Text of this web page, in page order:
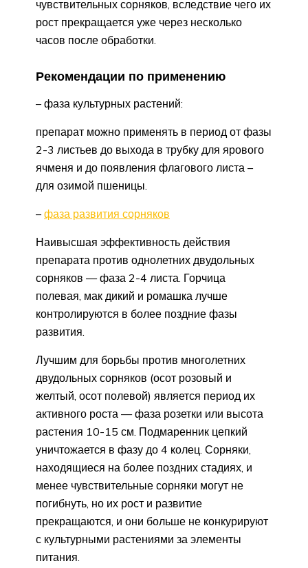
чувствительных сорняков, вследствие чего их
рост прекращается уже через несколько
часов после обработки.
Рекомендации по применению
– фаза культурных растений:
препарат можно применять в период от фазы
2-3 листьев до выхода в трубку для ярового
ячменя и до появления флагового листа –
для озимой пшеницы.
– фаза развития сорняков
Наивысшая эффективность действия
препарата против однолетних двудольных
сорняков — фаза 2-4 листа. Горчица
полевая, мак дикий и ромашка лучше
контролируются в более поздние фазы
развития.
Лучшим для борьбы против многолетних
двудольных сорняков (осот розовый и
желтый, осот полевой) является период их
активного роста — фаза розетки или высота
растения 10-15 см. Подмаренник цепкий
уничтожается в фазу до 4 колец. Сорняки,
находящиеся на более поздних стадиях, и
менее чувствительные сорняки могут не
погибнуть, но их рост и развитие
прекращаются, и они больше не конкурируют
с культурными растениями за элементы
питания.